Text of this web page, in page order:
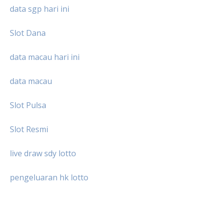
data sgp hari ini
Slot Dana
data macau hari ini
data macau
Slot Pulsa
Slot Resmi
live draw sdy lotto
pengeluaran hk lotto